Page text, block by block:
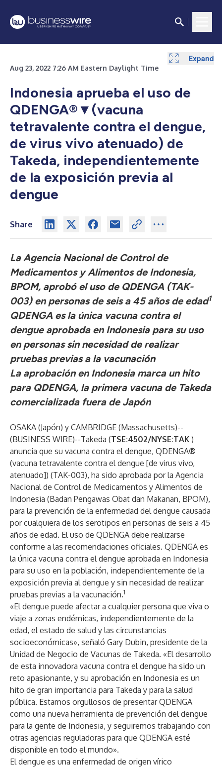
Aug 23, 2022 7:26 AM Eastern Daylight Time
Indonesia aprueba el uso de
QDENGA®▼(vacuna
tetravalente contra el dengue,
de virus vivo atenuado) de
Takeda, independientemente
de la exposición previa al
dengue
Share
La Agencia Nacional de Control de
Medicamentos y Alimentos de Indonesia,
BPOM, aprobó el uso de QDENGA (TAK-
003) en personas de seis a 45 años de edad1
QDENGA es la única vacuna contra el
dengue aprobada en Indonesia para su uso
en personas sin necesidad de realizar
pruebas previas a la vacunación
La aprobación en Indonesia marca un hito
para QDENGA, la primera vacuna de Takeda
comercializada fuera de Japón
OSAKA (Japón) y CAMBRIDGE (Massachusetts)--
(BUSINESS WIRE)--Takeda (TSE:4502/NYSE:TAK )
anuncia que su vacuna contra el dengue, QDENGA®
(vacuna tetravalente contra el dengue [de virus vivo,
atenuado]) (TAK-003), ha sido aprobada por la Agencia
Nacional de Control de Medicamentos y Alimentos de
Indonesia (Badan Pengawas Obat dan Makanan, BPOM),
para la prevención de la enfermedad del dengue causada
por cualquiera de los serotipos en personas de seis a 45
años de edad. El uso de QDENGA debe realizarse
conforme a las recomendaciones oficiales. QDENGA es
la única vacuna contra el dengue aprobada en Indonesia
para su uso en la población, independientemente de la
exposición previa al dengue y sin necesidad de realizar
pruebas previas a la vacunación.1
«El dengue puede afectar a cualquier persona que viva o
viaje a zonas endémicas, independientemente de la
edad, el estado de salud y las circunstancias
socioeconómicas», señaló Gary Dubin, presidente de la
Unidad de Negocio de Vacunas de Takeda. «El desarrollo
de esta innovadora vacuna contra el dengue ha sido un
reto apasionante, y su aprobación en Indonesia es un
hito de gran importancia para Takeda y para la salud
pública. Estamos orgullosos de presentar QDENGA
como una nueva herramienta de prevención del dengue
para la gente de Indonesia, y seguiremos trabajando con
otras agencias reguladoras para que QDENGA esté
disponible en todo el mundo».
El dengue es una enfermedad de origen vírico
Expand